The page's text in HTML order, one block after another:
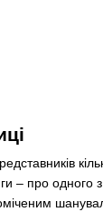
одного з